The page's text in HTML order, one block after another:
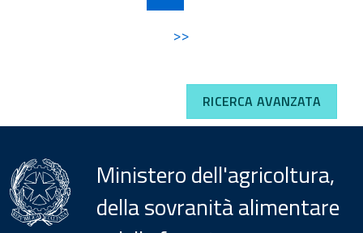
>>
RICERCA AVANZATA
Ministero dell'agricoltura,
della sovranità alimentare